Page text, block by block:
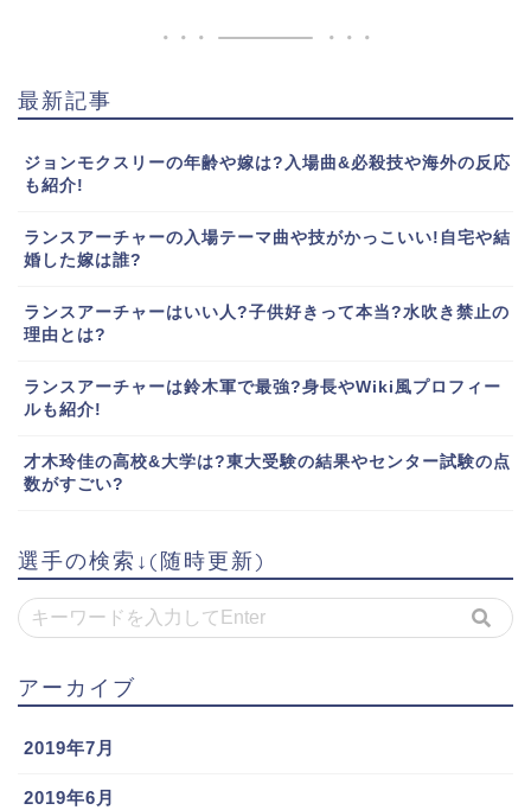
最新記事
ジョンモクスリーの年齢や嫁は?入場曲&必殺技や海外の反応
も紹介!
ランスアーチャーの入場テーマ曲や技がかっこいい!自宅や結
婚した嫁は誰?
ランスアーチャーはいい人?子供好きって本当?水吹き禁止の
理由とは?
ランスアーチャーは鈴木軍で最強?身長やWiki風プロフィー
ルも紹介!
才木玲佳の高校&大学は?東大受験の結果やセンター試験の点
数がすごい?
選手の検索↓(随時更新)
アーカイブ
2019年7月
2019年6月